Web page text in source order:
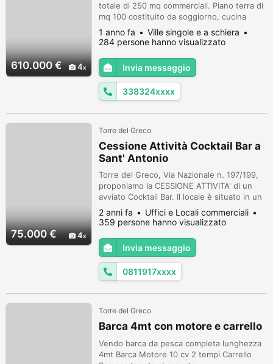
610.000 € 4
totale di 250 mq commerciali. Piano terra di
mq 100 costituito da soggiorno, cucina
abitabile, bagno un locale studio di 25 mq
accessibile dal giardino esclusivo. Piano
primo di circa 70 mq composto da tre
camere da letto di cui due matrimoniali ed
un bagno. Al piano interrato di circa 70 mq
vi è un'autorimessa per n 2...
1 anno fa
Ville singole e a schiera
284 persone hanno visualizzato
Invia messaggio
338324xxxx
75.000 € 4
Torre del Greco
Cessione Attività Cocktail Bar a
Sant' Antonio
Torre del Greco, Via Nazionale n. 197/199,
proponiamo la CESSIONE ATTIVITA' di un
avviato Cocktail Bar. Il locale è situato in un
tratto di via Nazionale, particolarmente
frequentato, con notevole passaggio
pedonale e veicolare. La zona in questione
è servita da altre attività commerciali,
scuole e zone di parcheggio. L' immobile
misura 89 mq ca., tra intern...
2 anni fa
Uffici e Locali commerciali
359 persone hanno visualizzato
Invia messaggio
0811917xxxx
Torre del Greco
Barca 4mt con motore e carrello
Vendo barca da pesca completa lunghezza
4mt Barca Motore 10 cv 2 tempi Carrello